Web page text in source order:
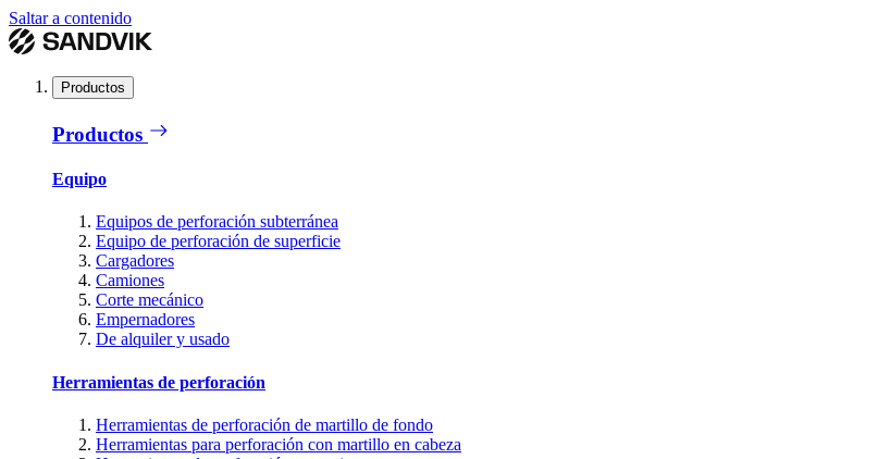
Saltar a contenido
Productos
Productos
Equipo
Equipos de perforación subterránea
Equipo de perforación de superficie
Cargadores
Camiones
Corte mecánico
Empernadores
De alquiler y usado
Herramientas de perforación
Herramientas de perforación de martillo de fondo
Herramientas para perforación con martillo en cabeza